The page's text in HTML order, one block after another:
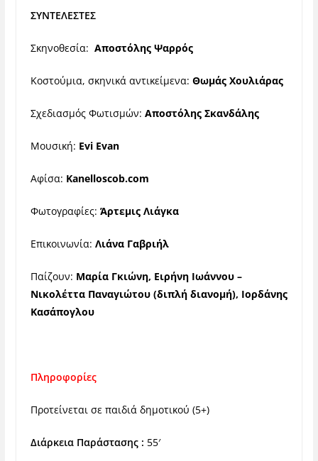
ΣΥΝΤΕΛΕΣΤΕΣ
Σκηνοθεσία: Αποστόλης Ψαρρός
Κοστούμια, σκηνικά αντικείμενα: Θωμάς Χουλιάρας
Σχεδιασμός Φωτισμών: Αποστόλης Σκανδάλης
Μουσική: Evi Evan
Αφίσα: Kanelloscob.com
Φωτογραφίες: Άρτεμις Λιάγκα
Επικοινωνία: Λιάνα Γαβριήλ
Παίζουν: Μαρία Γκιώνη, Ειρήνη Ιωάννου –
Νικολέττα Παναγιώτου (διπλή διανομή), Ιορδάνης
Κασάπογλου
Πληροφορίες
Προτείνεται σε παιδιά δημοτικού (5+)
Διάρκεια Παράστασης : 55′